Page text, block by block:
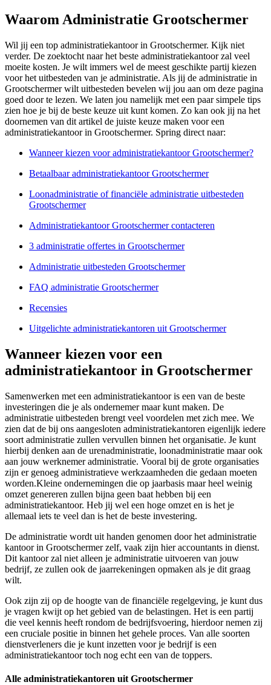
Waarom Administratie Grootschermer
Wil jij een top administratiekantoor in Grootschermer. Kijk niet
verder. De zoektocht naar het beste administratiekantoor zal veel
moeite kosten. Je wilt immers wel de meest geschikte partij kiezen
voor het uitbesteden van je administratie. Als jij de administratie in
Grootschermer wilt uitbesteden bevelen wij jou aan om deze pagina
goed door te lezen. We laten jou namelijk met een paar simpele tips
zien hoe je bij de beste keuze uit kunt komen. Zo kan ook jij na het
doornemen van dit artikel de juiste keuze maken voor een
administratiekantoor in Grootschermer. Spring direct naar:
Wanneer kiezen voor administratiekantoor Grootschermer?
Betaalbaar administratiekantoor Grootschermer
Loonadministratie of financiële administratie uitbesteden
Grootschermer
Administratiekantoor Grootschermer contacteren
3 administratie offertes in Grootschermer
Administratie uitbesteden Grootschermer
FAQ administratie Grootschermer
Recensies
Uitgelichte administratiekantoren uit Grootschermer
Wanneer kiezen voor een
administratiekantoor in Grootschermer
Samenwerken met een administratiekantoor is een van de beste
investeringen die je als ondernemer maar kunt maken. De
administratie uitbesteden brengt veel voordelen met zich mee. We
zien dat de bij ons aangesloten administratiekantoren eigenlijk iedere
soort administratie zullen vervullen binnen het organisatie. Je kunt
hierbij denken aan de urenadministratie, loonadministratie maar ook
aan jouw werknemer administratie. Vooral bij de grote organisaties
zijn er genoeg administratieve werkzaamheden die gedaan moeten
worden.Kleine ondernemingen die op jaarbasis maar heel weinig
omzet genereren zullen bijna geen baat hebben bij een
administratiekantoor. Heb jij wel een hoge omzet en is het je
allemaal iets te veel dan is het de beste investering.
De administratie wordt uit handen genomen door het administratie
kantoor in Grootschermer zelf, vaak zijn hier accountants in dienst.
Dit kantoor zal niet alleen je administratie uitvoeren van jouw
bedrijf, ze zullen ook de jaarrekeningen opmaken als je dit graag
wilt.
Ook zijn zij op de hoogte van de financiële regelgeving, je kunt dus
je vragen kwijt op het gebied van de belastingen. Het is een partij
die veel kennis heeft rondom de bedrijfsvoering, hierdoor nemen zij
een cruciale positie in binnen het gehele proces. Van alle soorten
dienstverleners die je kunt inzetten voor je bedrijf is een
administratiekantoor toch nog echt een van de toppers.
Alle administratiekantoren uit Grootschermer